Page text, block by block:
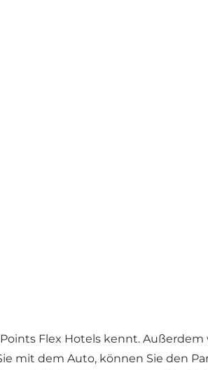
Flex Hotels kennt. Außerdem
mit dem Auto, können Sie den